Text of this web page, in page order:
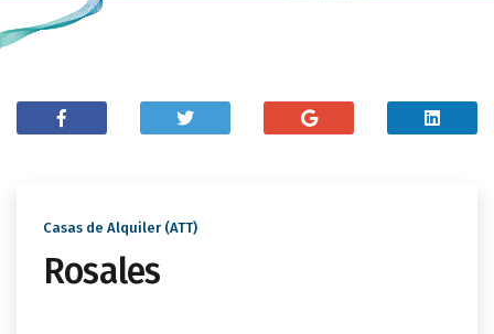
Casas de Alquiler (ATT)
Rosales